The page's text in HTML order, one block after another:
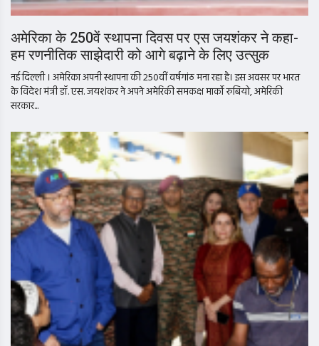
अमेरिका के 250वें स्थापना दिवस पर एस जयशंकर ने कहा-
हम रणनीतिक साझेदारी को आगे बढ़ाने के लिए उत्सुक
नई दिल्ली । अमेरिका अपनी स्थापना की 250वीं वर्षगांठ मना रहा है। इस अवसर पर भारत
के विदेश मंत्री डॉ. एस. जयशंकर ने अपने अमेरिकी समकक्ष मार्को रुबियो, अमेरिकी
सरकार...